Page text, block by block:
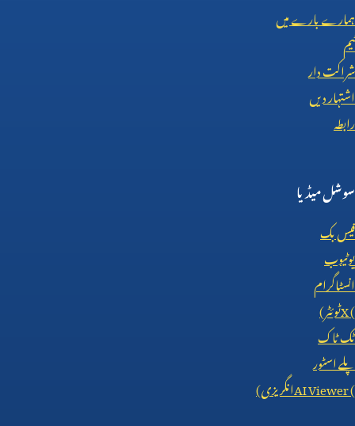
ہمارے بارے میں
ٹیم
شراکت دار
اشتہار دیں
رابطہ
سوشل میڈیا
فیس بک
یوٹیوب
انسٹاگرام
X (ٹوئٹر)
ٹک ٹاک
پلے اسٹور
AI Viewer (انگریزی)